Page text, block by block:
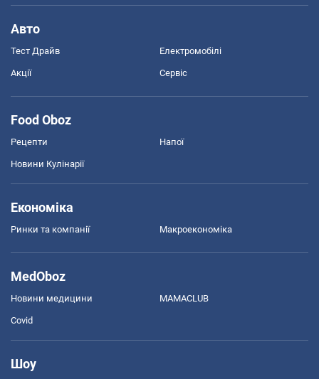
Авто
Тест Драйв Електромобілі
Акції Сервіс
Food Oboz
Рецепти Напої
Новини Кулінарії
Економіка
Ринки та компанії Макроекономіка
MedOboz
Новини медицини MAMACLUB
Covid
Шоу